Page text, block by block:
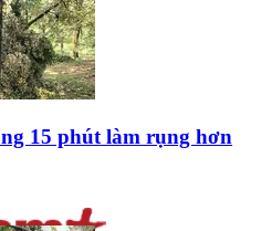
15 phút làm rụng hơn